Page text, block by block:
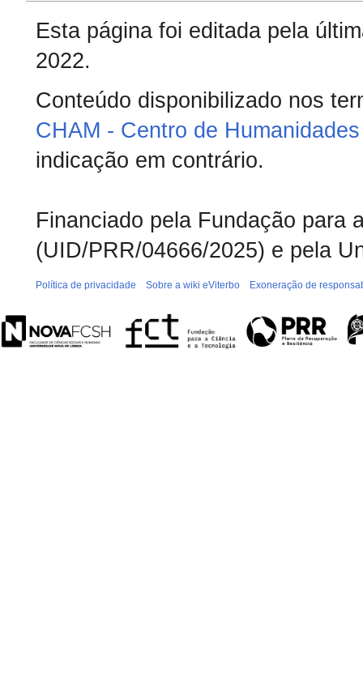
Esta página foi editada pela
2022.
Conteúdo disponibilizado nos
CHAM - Centro de
indicação em contrário.
Financiado pela Fundação para
(UID/PRR/04666/2025) e pela
Política de privacidade Sobre a wiki eViterbo Exoneração de